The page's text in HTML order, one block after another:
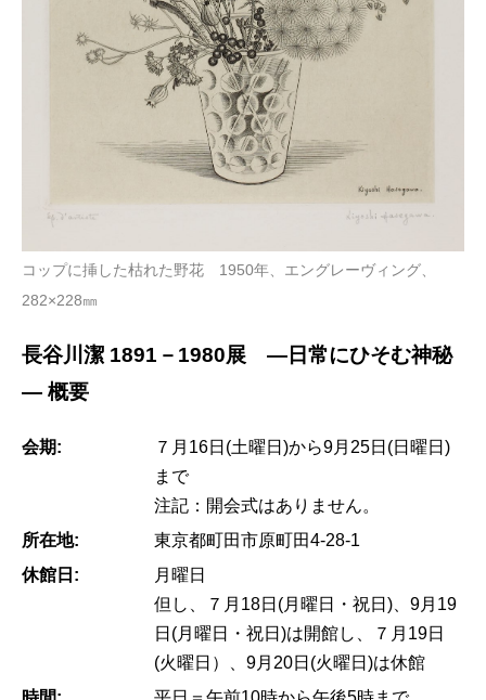
コップに挿した枯れた野花 1950年、エングレーヴィング、
282×228㎜
長谷川潔 1891－1980展 ―日常にひそむ神秘
― 概要
会期:
７月16日(土曜日)から9月25日(日曜日)
まで
注記：開会式はありません。
所在地:
東京都町田市原町田4-28-1
休館日:
月曜日
但し、７月18日(月曜日・祝日)、9月19
日(月曜日・祝日)は開館し、７月19日
(火曜日）、9月20日(火曜日)は休館